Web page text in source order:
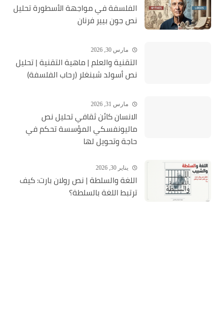
الفلسفة في مواجهة الأسطورة تحليل
نص جون بيير فرنان
مارس 30, 2026
التقنية والعلم | ماهية التقنية | تحلیل
نص أسولد شبنغلر (رحاب الفلسفة)
مارس 31, 2026
الانسان كائن ثقافي تحليل نص
ماليونفسكي المؤسسة تحكم في
حاجة وتحويل لها
يناير 30, 2026
اللغة والسلطة | نص رولان بارت: كيف
ترتبط اللغة بالسلطة؟